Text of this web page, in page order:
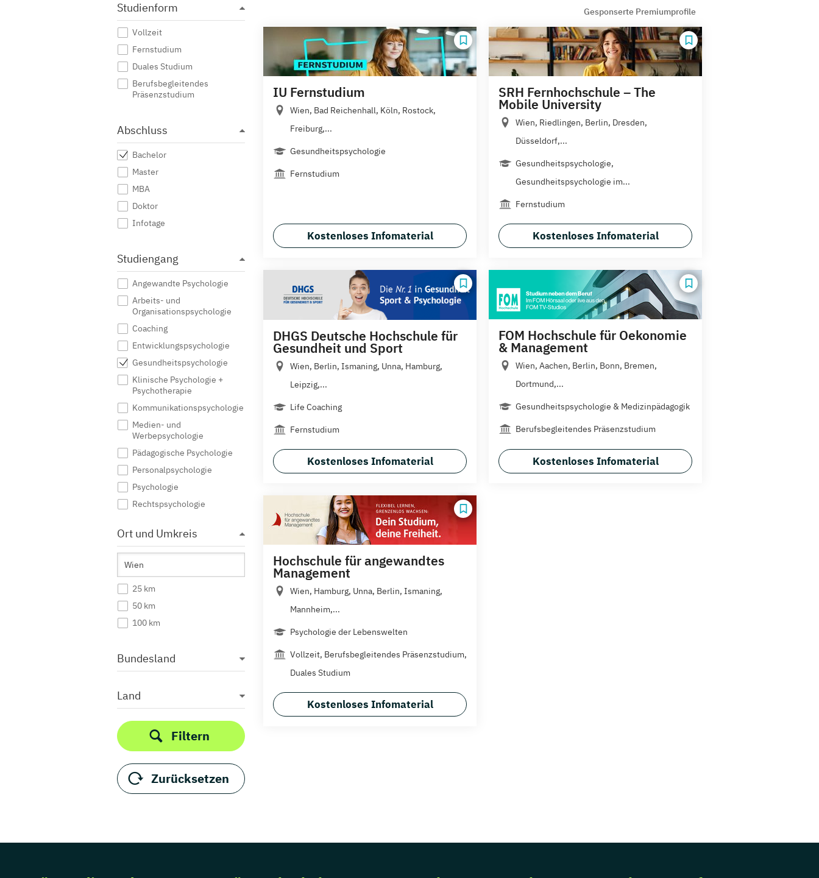
Studienform
Vollzeit
Fernstudium
Duales Studium
Berufsbegleitendes
Präsenzstudium
Abschluss
Bachelor
Master
MBA
Doktor
Infotage
Studiengang
Angewandte Psychologie
Arbeits- und
Organisationspsychologie
Coaching
Entwicklungspsychologie
Gesundheitspsychologie
Klinische Psychologie +
Psychotherapie
Kommunikationspsychologie
Medien- und
Werbepsychologie
Pädagogische Psychologie
Personalpsychologie
Psychologie
Rechtspsychologie
Sportpsychologie
Wirtschaftspsychologie
Ort und Umkreis
25 km
50 km
100 km
Bundesland
Land
Filtern
Zurücksetzen
Gesponserte Premiumprofile
IU Fernstudium
Wien, Bad Reichenhall, Köln, Rostock,
Freiburg,...
Gesundheitspsychologie
Fernstudium
Kostenloses Infomaterial
SRH Fernhochschule – The
Mobile University
Wien, Riedlingen, Berlin, Dresden,
Düsseldorf,...
Gesundheitspsychologie,
Gesundheitspsychologie im...
Fernstudium
Kostenloses Infomaterial
DHGS Deutsche Hochschule für
Gesundheit und Sport
Wien, Berlin, Ismaning, Unna, Hamburg,
Leipzig,...
Life Coaching
Fernstudium
Kostenloses Infomaterial
FOM Hochschule für Oekonomie
& Management
Wien, Aachen, Berlin, Bonn, Bremen,
Dortmund,...
Gesundheitspsychologie & Medizinpädagogik
Berufsbegleitendes Präsenzstudium
Kostenloses Infomaterial
Hochschule für angewandtes
Management
Wien, Hamburg, Unna, Berlin, Ismaning,
Mannheim,...
Psychologie der Lebenswelten
Vollzeit, Berufsbegleitendes Präsenzstudium,
Duales Studium
Kostenloses Infomaterial